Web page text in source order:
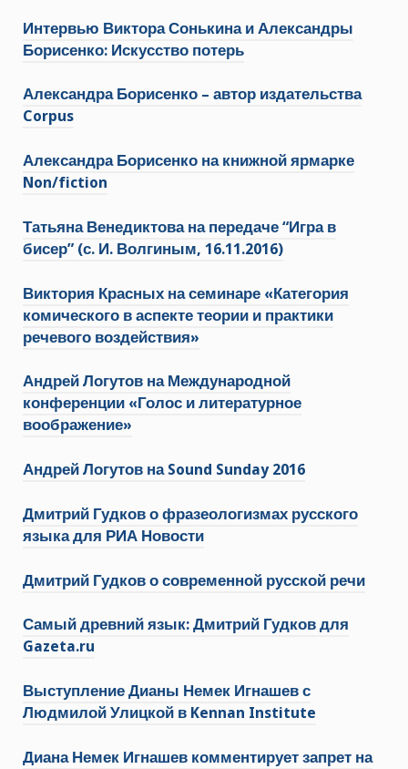
Интервью Виктора Сонькина и Александры
Борисенко: Искусство потерь
Александра Борисенко – автор издательства
Corpus
Александра Борисенко на книжной ярмарке
Non/fiction
Татьяна Венедиктова на передаче “Игра в
бисер” (с. И. Волгиным, 16.11.2016)
Виктория Красных на семинаре «Категория
комического в аспекте теории и практики
речевого воздействия»
Андрей Логутов на Международной
конференции «Голос и литературное
воображение»
Андрей Логутов на Sound Sunday 2016
Дмитрий Гудков о фразеологизмах русского
языка для РИА Новости
Дмитрий Гудков о современной русской речи
Самый древний язык: Дмитрий Гудков для
Gazeta.ru
Выступление Дианы Немек Игнашев с
Людмилой Улицкой в Kennan Institute
Диана Немек Игнашев комментирует запрет на